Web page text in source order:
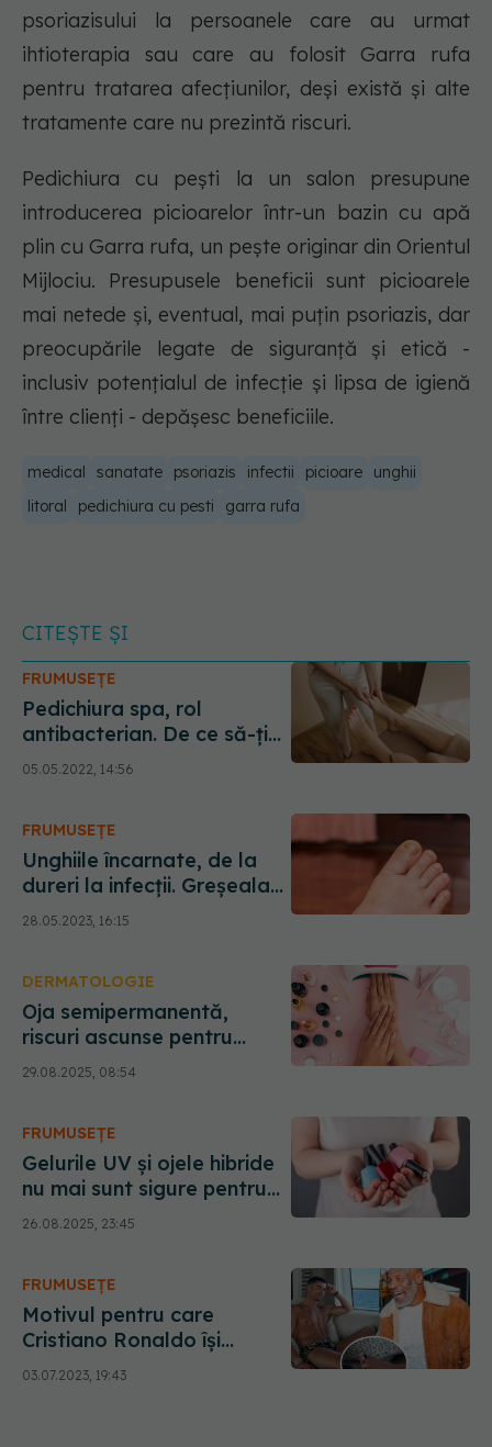
psoriazisului la persoanele care au urmat
ihtioterapia sau care au folosit Garra rufa
pentru tratarea afecțiunilor, deși există și alte
tratamente care nu prezintă riscuri.
Pedichiura cu pești la un salon presupune
introducerea picioarelor într-un bazin cu apă
plin cu Garra rufa, un pește originar din Orientul
Mijlociu. Presupusele beneficii sunt picioarele
mai netede și, eventual, mai puțin psoriazis, dar
preocupările legate de siguranță și etică -
inclusiv potențialul de infecție și lipsa de igienă
între clienți - depășesc beneficiile.
medical sanatate psoriazis infectii picioare
unghii
litoral
pedichiura cu pesti garra rufa
CITEȘTE ȘI
FRUMUSEȚE
Pedichiura spa, rol
antibacterian. De ce să-ți
bagi picioarele în FOLIE și
cum elimini pielea MOARTĂ
05.05.2022, 14:56
FRUMUSEȚE
Unghiile încarnate, de la
dureri la infecții. Greșeala
pe care o comiți când îți
faci pedichiura
28.05.2023, 16:15
DERMATOLOGIE
Oja semipermanentă,
riscuri ascunse pentru
unghii și piele.
Dermatologii, avertisment
29.08.2025, 08:54
FRUMUSEȚE
Gelurile UV și ojele hibride
nu mai sunt sigure pentru
manichiură. TPO, interzis în
26.08.2025, 23:45
FRUMUSEȚE
Motivul pentru care
Cristiano Ronaldo își
vopsește unghiile de la
picioare negre. Același
03.07.2023, 19:43